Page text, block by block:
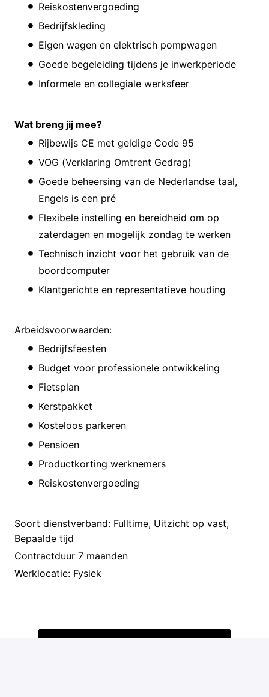
Reiskostenvergoeding
Bedrijfskleding
Eigen wagen en elektrisch pompwagen
Goede begeleiding tijdens je inwerkperiode
Informele en collegiale werksfeer
Wat breng jij mee?
Rijbewijs CE met geldige Code 95
VOG (Verklaring Omtrent Gedrag)
Goede beheersing van de Nederlandse taal,
Engels is een pré
Flexibele instelling en bereidheid om op
zaterdagen en mogelijk zondag te werken
Technisch inzicht voor het gebruik van de
boordcomputer
Klantgerichte en representatieve houding
Arbeidsvoorwaarden:
Bedrijfsfeesten
Budget voor professionele ontwikkeling
Fietsplan
Kerstpakket
Kosteloos parkeren
Pensioen
Productkorting werknemers
Reiskostenvergoeding
Soort dienstverband: Fulltime, Uitzicht op vast,
Bepaalde tijd
Contractduur 7 maanden
Werklocatie: Fysiek